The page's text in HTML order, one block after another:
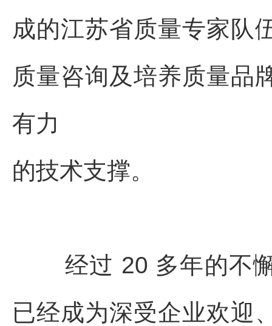
成的江苏省质量专家队
质量咨询及培养质量品
有力
的技术支撑。
经过 20 多年的不
已经成为深受企业欢迎